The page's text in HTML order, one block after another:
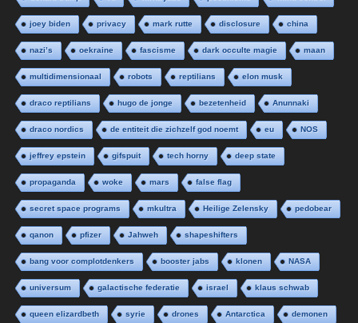
joey biden privacy mark rutte disclosure china
nazi’s oekraine fascisme dark occulte magie maan
multidimensionaal robots reptilians elon musk
draco reptilians hugo de jonge bezetenheid Anunnaki
draco nordics de entiteit die zichzelf god noemt eu NOS
jeffrey epstein gifspuit tech horny deep state
propaganda woke mars false flag
secret space programs mkultra Heilige Zelensky pedobear
qanon pfizer Jahweh shapeshifters
bang voor complotdenkers booster jabs klonen NASA
universum galactische federatie israel klaus schwab
queen elizardbeth syrie drones Antarctica demonen